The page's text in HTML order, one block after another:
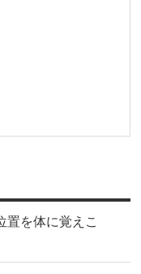
置を体に覚えこ